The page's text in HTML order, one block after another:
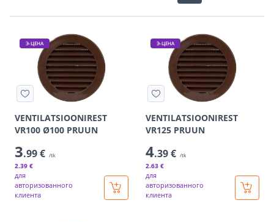
Э-ЦЕНА
VENTILATSIOONIREST
VR100 Ø100 PRUUN
3.99 € /tk
2.39 €
для
авторизованного
клиента
Э-ЦЕНА
VENTILATSIOONIREST
VR125 PRUUN
4.39 € /tk
2.63 €
для
авторизованного
клиента